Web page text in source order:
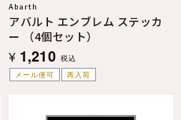
メール便可
再入荷
Abarth
アバルト エンブレム ステッカ
ー （4個セット）
¥ 1,210 税込